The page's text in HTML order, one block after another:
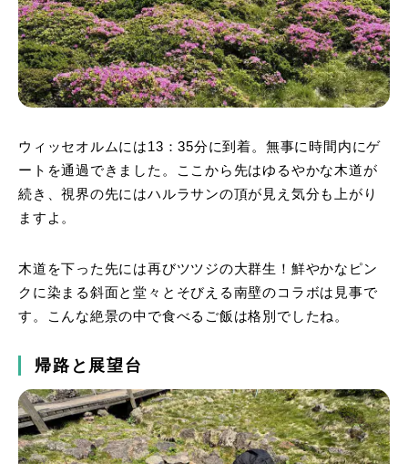
ウィッセオルムには13：35分に到着。無事に時間内にゲ
ートを通過できました。ここから先はゆるやかな木道が
続き、視界の先にはハルラサンの頂が見え気分も上がり
ますよ。
木道を下った先には再びツツジの大群生！鮮やかなピン
クに染まる斜面と堂々とそびえる南壁のコラボは見事で
す。こんな絶景の中で食べるご飯は格別でしたね。
帰路と展望台